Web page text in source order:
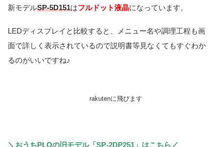
新モデルSP-5D151はフルドット液晶になっています。
LEDディスプレイと比較すると、メニュー名や調理工程も画
面で詳しく表示されているので説明書等見なくてもすぐわか
るのがいいですね♪
rakutenに飛びます
＼おうちPLOの旧モデル「SP-2DP251」はこちら／